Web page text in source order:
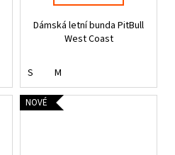
Dámská letní bunda PitBull
West Coast
S M
NOVÉ